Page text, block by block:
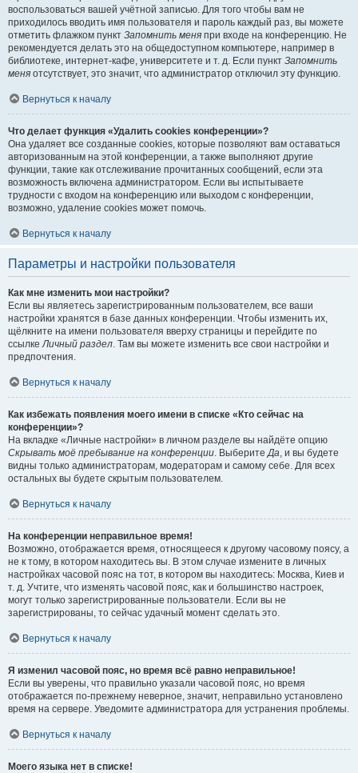
воспользоваться вашей учётной записью. Для того чтобы вам не
приходилось вводить имя пользователя и пароль каждый раз, вы можете
отметить флажком пункт Запомнить меня при входе на конференцию. Не
рекомендуется делать это на общедоступном компьютере, например в
библиотеке, интернет-кафе, университете и т. д. Если пункт Запомнить
меня отсутствует, это значит, что администратор отключил эту функцию.
Вернуться к началу
Что делает функция «Удалить cookies конференции»?
Она удаляет все созданные cookies, которые позволяют вам оставаться
авторизованным на этой конференции, а также выполняют другие
функции, такие как отслеживание прочитанных сообщений, если эта
возможность включена администратором. Если вы испытываете
трудности с входом на конференцию или выходом с конференции,
возможно, удаление cookies может помочь.
Вернуться к началу
Параметры и настройки пользователя
Как мне изменить мои настройки?
Если вы являетесь зарегистрированным пользователем, все ваши
настройки хранятся в базе данных конференции. Чтобы изменить их,
щёлкните на имени пользователя вверху страницы и перейдите по
ссылкеЛичный раздел. Там вы можете изменить все свои настройки и
предпочтения.
Вернуться к началу
Как избежать появления моего имени в списке «Кто сейчас на
конференции»?
На вкладке «Личные настройки» в личном разделе вы найдёте опцию
Скрывать моё пребывание на конференции. ВыберитеДа, и вы будете
видны только администраторам, модераторам и самому себе. Для всех
остальных вы будете скрытым пользователем.
Вернуться к началу
На конференции неправильное время!
Возможно, отображается время, относящееся к другому часовому поясу, а
не к тому, в котором находитесь вы. В этом случае измените в личных
настройках часовой пояс на тот, в котором вы находитесь: Москва, Киев и
т. д. Учтите, что изменять часовой пояс, как и большинство настроек,
могут только зарегистрированные пользователи. Если вы не
зарегистрированы, то сейчас удачный момент сделать это.
Вернуться к началу
Я изменил часовой пояс, но время всё равно неправильное!
Если вы уверены, что правильно указали часовой пояс, но время
отображается по-прежнему неверное, значит, неправильно установлено
время на сервере. Уведомите администратора для устранения проблемы.
Вернуться к началу
Моего языка нет в списке!